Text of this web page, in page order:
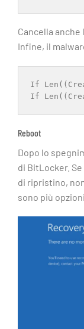
Cancella anche
Infine, il
If
If
Reboot
Dopo lo
di BitLocker.
di ripristino,
sono più